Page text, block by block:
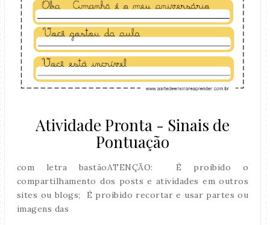
Atividade Pronta - Sinais de
Pontuação
com letra bastãoATENÇÃO: É proibido o
compartilhamento dos posts e atividades em outros
sites ou blogs; É proibido recortar e usar partes ou
imagens das